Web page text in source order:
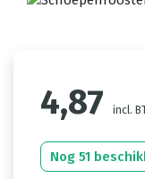
4,87 incl.
Nog 51